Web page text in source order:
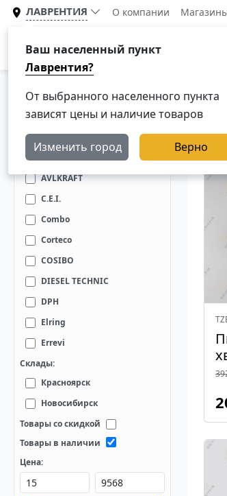
ЛАВРЕНТИЯ
Ваш населенный пункт
Лаврентия?
От выбранного населенного пункта
зависят цены и наличие товаров
Изменить город Верно
О компании
Каталог
Главная Каталог Сальники для
Бренды:
AVLKRAFT
C.E.I.
Combo
Corteco
COSIBO
DIESEL TECHNIC
DPH
Elring
Errevi
Euroricambi
FAW
Febi
FPM
GEparts
HD-PARTS
Склады:
Красноярск
Новосибирск
Товары со скидкой
Товары в наличии
Цена: